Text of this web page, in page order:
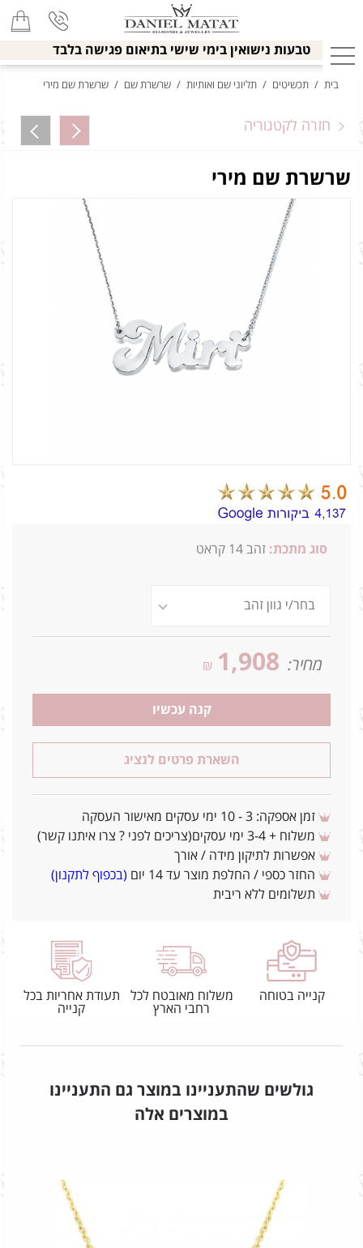
טבעות נישואין בימי שישי בתיאום פגישה בלבד
בית / תכשיטים / תליוני שם ואותיות / שרשרת שם / שרשרת שם מירי
חזרה לקטגוריה
שרשרת שם מירי
סוג מתכת: זהב 14 קראט
מחיר: 1,908
₪
קנה עכשיו
השארת פרטים לנציג
זמן אספקה: 3 - 10 ימי עסקים מאישור העסקה
משלוח + 3-4 ימי עסקים(צריכים לפני ? צרו איתנו קשר)
אפשרות לתיקון מידה / אורך
החזר כספי / החלפת מוצר עד 14 יום
(בכפוף לתקנון)
תשלומים ללא ריבית
קנייה בטוחה
משלוח מאובטח לכל
רחבי הארץ
תעודת אחריות בכל
קנייה
גולשים שהתעניינו במוצר גם התעניינו
במוצרים אלה